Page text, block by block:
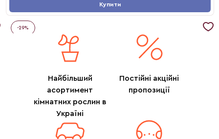
Купити
-29%
Найбільший
асортимент
кімнатних рослин в
Україні
Постійні акційні
пропозиції